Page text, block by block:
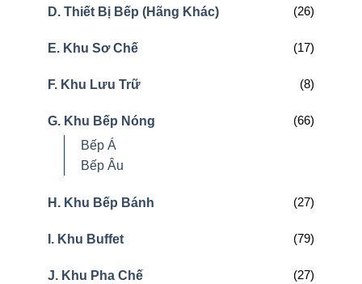
D. Thiết Bị Bếp (Hãng Khác) (26)
E. Khu Sơ Chế (17)
F. Khu Lưu Trữ (8)
G. Khu Bếp Nóng
(66)
Bếp Á
Bếp Âu
H. Khu Bếp Bánh (27)
I. Khu Buffet (79)
J. Khu Pha Chế (27)